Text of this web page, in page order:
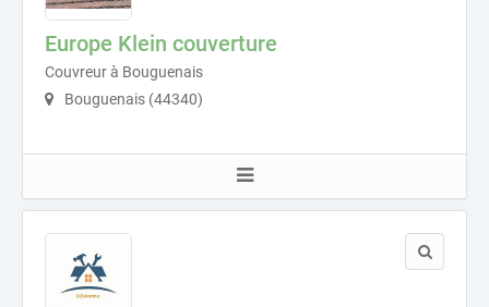
Europe Klein couverture
Couvreur à Bouguenais
Bouguenais (44340)